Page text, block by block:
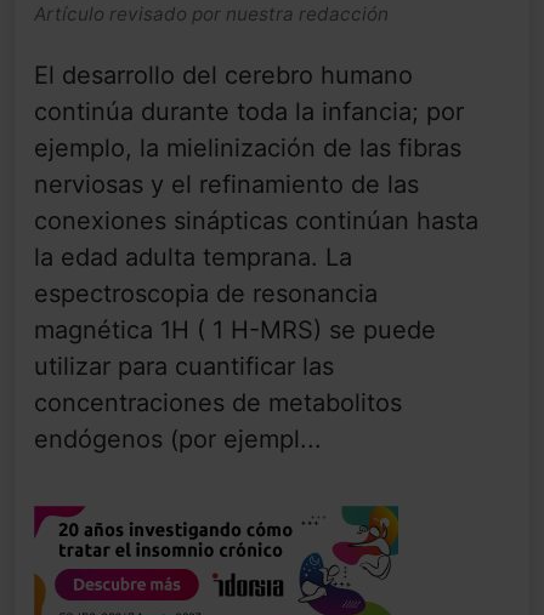
Artículo revisado por nuestra redacción
El desarrollo del cerebro humano
continúa durante toda la infancia; por
ejemplo, la mielinización de las fibras
nerviosas y el refinamiento de las
conexiones sinápticas continúan hasta
la edad adulta temprana. La
espectroscopia de resonancia
magnética 1H ( 1 H-MRS) se puede
utilizar para cuantificar las
concentraciones de metabolitos
endógenos (por ejempl...